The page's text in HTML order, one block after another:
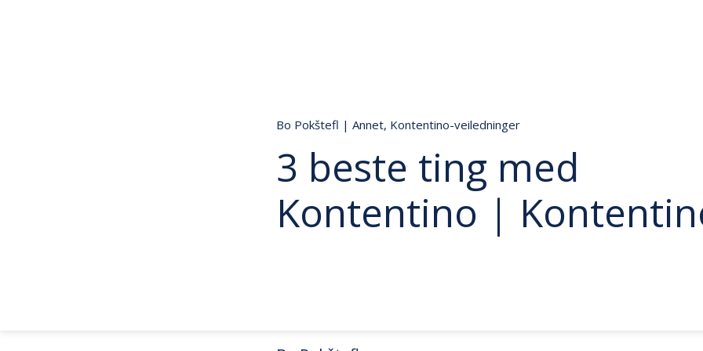
Bo Pokštefl | Annet, Kontentino-veiledninger
3 beste ting med
Kontentino |